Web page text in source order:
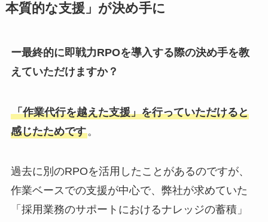
本質的な支援」が決め手に
ー最終的に即戦力RPOを導入する際の決め手を教
えていただけますか？
「作業代行を越えた支援」を行っていただけると
感じたためです。
過去に別のRPOを活用したことがあるのですが、
作業ベースでの支援が中心で、弊社が求めていた
「採用業務のサポートにおけるナレッジの蓄積」